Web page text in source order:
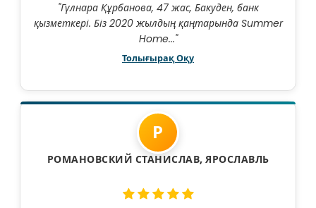
"Гүлнара Құрбанова, 47 жас, Бакуден, банк
қызметкері. Біз 2020 жылдың қаңтарында Summer
Home..."
Толығырақ Оқу
Р
РОМАНОВСКИЙ СТАНИСЛАВ, ЯРОСЛАВЛЬ